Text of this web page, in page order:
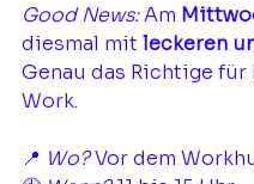
Good News: Am
diesmal mit leckeren
Genau das Richtige
Work.
📍 Wo? Vor dem